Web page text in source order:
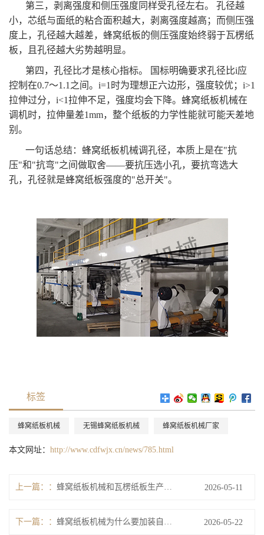
第三，剥离强度和侧压强度同样受孔径左右。 孔径越
小，芯纸与面纸的粘合面积越大，剥离强度越高；而侧压强
度上，孔径越大越差，蜂窝纸板的侧压强度始终弱于瓦楞纸
板，且孔径越大劣势越明显。
第四，孔径比才是核心指标。 国标明确要求孔径比i应
控制在0.7～1.1之间。i=1时为理想正六边形，强度较优；i>1
拉伸过分，i<1拉伸不足，强度均会下降。蜂窝纸板机械在
调机时，拉伸量差1mm，整个纸板的力学性能就可能天差地
别。
一句话总结：蜂窝纸板机械调孔径，本质上是在"抗
压"和"抗弯"之间做取舍——要抗压选小孔，要抗弯选大
孔，孔径就是蜂窝纸板强度的"总开关"。
标签
蜂窝纸板机械 无锡蜂窝纸板机械 蜂窝纸板机械厂家
本文网址： http://www.cdfwjx.cn/news/785.html
上一篇： 蜂窝纸板机械和瓦楞纸板生产线相比，核心工艺差别到底在哪里？ 2026-05-11
下一篇： 蜂窝纸板机械为什么要加装自动纠偏系统？ 2026-05-22